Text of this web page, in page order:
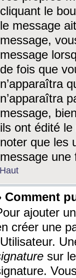
cliquant le
le message
message,
message
de fois que
n’apparaîtra
n’apparaîtra
message,
ils ont édité
noter que les
message une
Haut
Comment
ajouter
créer une
sur